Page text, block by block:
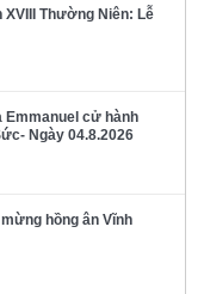
XVIII Thường Niên: Lễ
cử hành
Ngày 04.8.2026
hồng ân Vĩnh